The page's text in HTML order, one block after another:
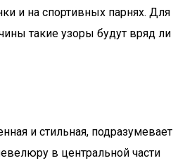
и на спортивных парнях. Для
такие узоры будут вряд ли
и стильная, подразумевает
в центральной части